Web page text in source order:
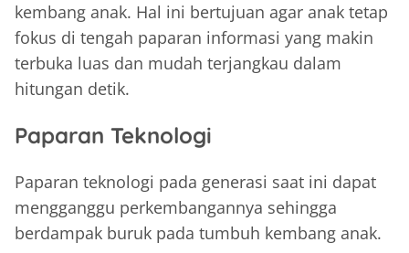
kembang anak. Hal ini bertujuan agar anak tetap
fokus di tengah paparan informasi yang makin
terbuka luas dan mudah terjangkau dalam
hitungan detik.
Paparan Teknologi
Paparan teknologi pada generasi saat ini dapat
mengganggu perkembangannya sehingga
berdampak buruk pada tumbuh kembang anak.